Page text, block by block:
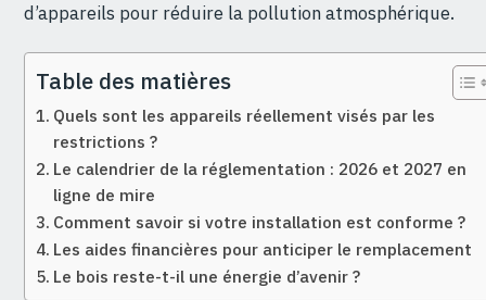
d’appareils pour réduire la pollution atmosphérique.
Table des matières
Quels sont les appareils réellement visés par les
restrictions ?
Le calendrier de la réglementation : 2026 et 2027 en
ligne de mire
Comment savoir si votre installation est conforme ?
Les aides financières pour anticiper le remplacement
Le bois reste-t-il une énergie d’avenir ?